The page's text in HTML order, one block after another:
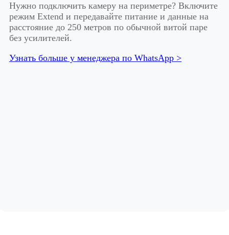
Нужно подключить камеру на периметре? Включите
режим Extend и передавайте питание и данные на
расстояние до 250 метров по обычной витой паре
без усилителей.
Узнать больше у менеджера по WhatsApp >